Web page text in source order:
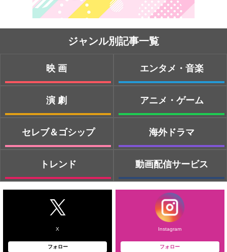
ジャンル別記事一覧
映画
演劇
セレブ＆ゴシップ
トレンド
エンタメ・音楽
アニメ・ゲーム
海外ドラマ
動画配信サービス
X
フォロー
Instagram
フォロー